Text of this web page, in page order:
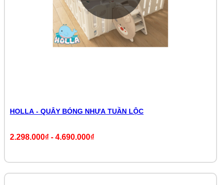
HOLLA - QUÂY BÓNG NHỰA TUẦN LỘC
2.298.000₫ - 4.690.000₫